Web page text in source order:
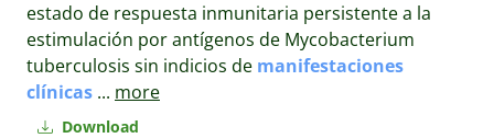
Download
estado de respuesta inmunitaria persistente a la
estimulación por antígenos de Mycobacterium
tuberculosis sin indicios de manifestaciones
clínicas ... more